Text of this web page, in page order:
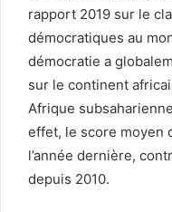
rapport 2019 sur le
démocratiques au
démocratie a
sur le continent
Afrique
effet, le score moyen
l’année dernière,
depuis 2010.